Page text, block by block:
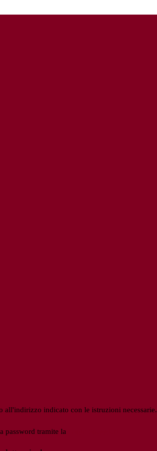
all'indirizzo indicato con le istruzioni necessarie.
password tramite la